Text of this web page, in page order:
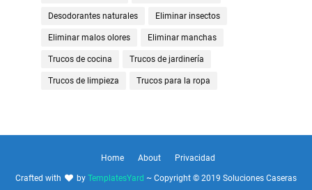
Desodorantes naturales Eliminar insectos
Eliminar malos olores Eliminar manchas
Trucos de cocina Trucos de jardinería
Trucos de limpieza Trucos para la ropa
Home About Privacidad
Crafted with by TemplatesYard ~ Copyright © 2019 Soluciones Caseras